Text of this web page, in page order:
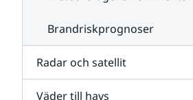
Brandriskprognoser
Radar och satellit
Väder till havs